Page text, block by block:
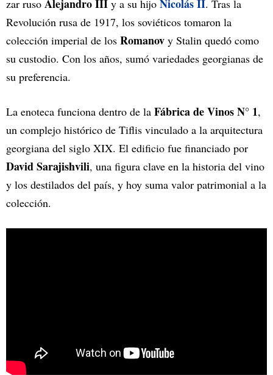
zar ruso Alejandro III y a su hijo Nicolás II. Tras la
Revolución rusa de 1917, los soviéticos tomaron la
colección imperial de los Romanov y Stalin quedó como
su custodio. Con los años, sumó variedades georgianas de
su preferencia.
La enoteca funciona dentro de la Fábrica de Vinos N° 1,
un complejo histórico de Tiflis vinculado a la arquitectura
georgiana del siglo XIX. El edificio fue financiado por
David Sarajishvili, una figura clave en la historia del vino
y los destilados del país, y hoy suma valor patrimonial a la
colección.